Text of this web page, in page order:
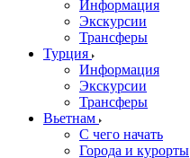
Информация
Экскурсии
Трансферы
Турция
Информация
Экскурсии
Трансферы
Вьетнам
С чего начать
Города и курорты